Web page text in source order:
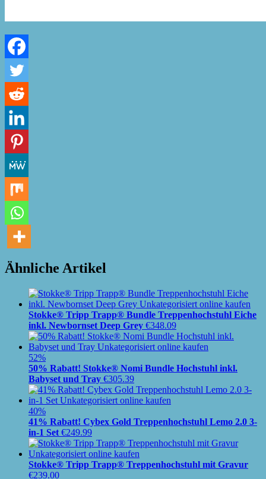
Ähnliche Artikel
Stokke® Tripp Trapp® Bundle Treppenhochstuhl Eiche
inkl. Newbornset Deep Grey €348.09
52%
50% Rabatt! Stokke® Nomi Bundle Hochstuhl inkl.
Babyset und Tray €305.39
40%
41% Rabatt! Cybex Gold Treppenhochstuhl Lemo 2.0 3-
in-1 Set €249.99
Stokke® Tripp Trapp® Treppenhochstuhl mit Gravur
€239.00